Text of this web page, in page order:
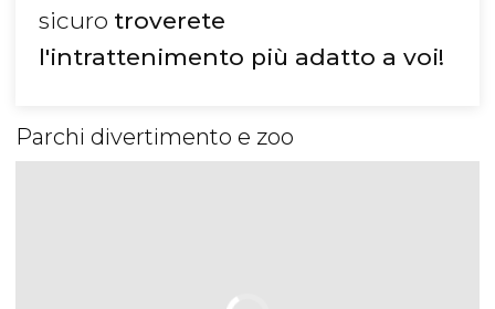
sicuro troverete
l'intrattenimento più adatto a voi!
Parchi divertimento e zoo